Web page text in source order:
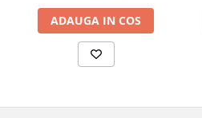
ADAUGA IN COS